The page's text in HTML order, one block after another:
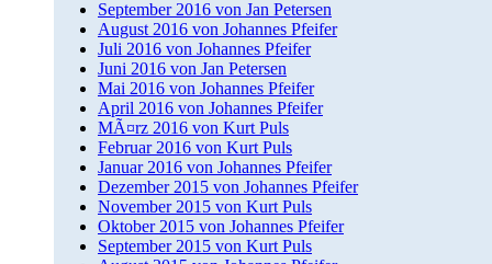
September 2016 von Jan Petersen
August 2016 von Johannes Pfeifer
Juli 2016 von Johannes Pfeifer
Juni 2016 von Jan Petersen
Mai 2016 von Johannes Pfeifer
April 2016 von Johannes Pfeifer
MÃ¤rz 2016 von Kurt Puls
Februar 2016 von Kurt Puls
Januar 2016 von Johannes Pfeifer
Dezember 2015 von Johannes Pfeifer
November 2015 von Kurt Puls
Oktober 2015 von Johannes Pfeifer
September 2015 von Kurt Puls